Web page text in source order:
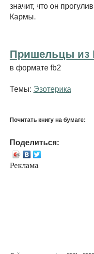
значит, что он
Кармы.
Пришельцы из
в формате fb2
Темы: Эзотерика
Почитать книгу на бумаге:
Поделиться:
Реклама